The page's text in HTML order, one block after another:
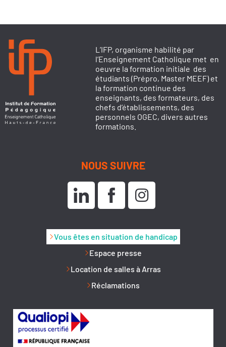
L’IFP, organisme habilité par
l’Enseignement Catholique met en
oeuvre la formation initiale des
étudiants (Prépro, Master MEEF) et
la formation continue des
enseignants, des formateurs, des
chefs d’établissements, des
personnels OGEC, divers autres
formations.
NOUS SUIVRE
Vous êtes en situation de handicap
Espace presse
Location de salles à Arras
Réclamations